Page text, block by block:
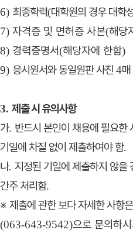
6) 최종학력(대학원의 경우 대학
7) 자격증 및 면허증 사본(해당
8) 경력증명서(해당자에 한함)
9) 응시원서와 동일원판 사진 4매
3. 제출 시 유의사항
가. 반드시 본인이 채용에 필요한
기일에 차질 없이 제출하여야 함.
나. 지정된 기일에 제출하지 않을
간주 처리함.
※ 제출에 관한 보다 자세한 사항
(063-643-9542)으로 문의하